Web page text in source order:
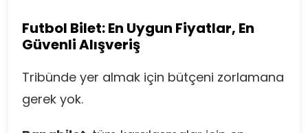
Futbol Bilet: En Uygun Fiyatlar, En
Güvenli Alışveriş
Tribünde yer almak için bütçeni zorlamana
gerek yok.